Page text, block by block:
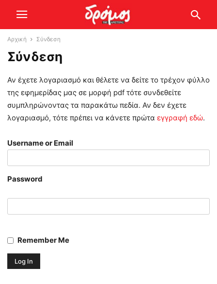
Αρχική Σύνδεση
Σύνδεση
Αν έχετε λογαριασμό και θέλετε να δείτε το τρέχον φύλλο
της εφημερίδας μας σε μορφή pdf τότε συνδεθείτε
συμπληρώνοντας τα παρακάτω πεδία. Αν δεν έχετε
λογαριασμό, τότε πρέπει να κάνετε πρώτα εγγραφή εδώ.
Username or Email
Password
Remember Me